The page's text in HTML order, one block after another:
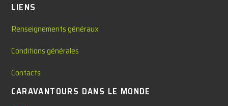
LIENS
Renseignements généraux
Conditions générales
Contacts
CARAVANTOURS DANS LE MONDE